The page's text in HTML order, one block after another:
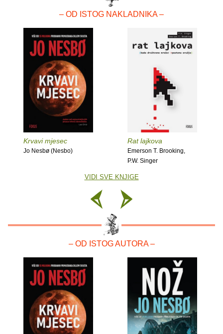
– OD ISTOG NAKLADNIKA –
Krvavi mjesec
Jo Nesbø (Nesbo)
Rat lajkova
Emerson T. Brooking,
P.W. Singer
VIDI SVE KNJIGE
– OD ISTOG AUTORA –